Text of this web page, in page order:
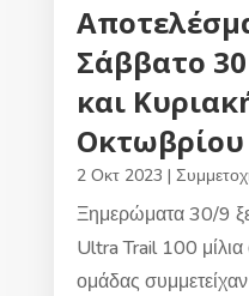
Σάββατο
και
Οκτωβρίου
2 Οκτ 2023 |
Ξημερώματα 30/9
Ultra Trail 100
ομάδας